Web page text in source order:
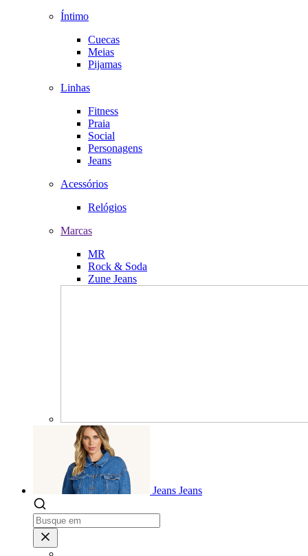
Íntimo
Cuecas
Meias
Pijamas
Linhas
Fitness
Praia
Social
Personagens
Jeans
Acessórios
Relógios
Marcas
MR
Rock & Soda
Zune Jeans
Jeans Jeans